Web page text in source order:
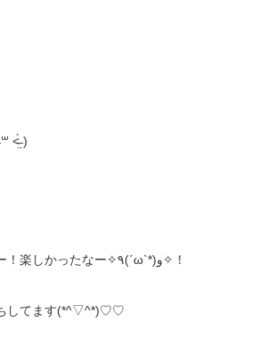
˂̶̤̀ )
美味しいご飯たべたり、温泉入ったり、ショッピングしたりー！楽しかったなー✧٩(ˊωˋ*)و✧！
ちしてます(*^▽^*)♡♡